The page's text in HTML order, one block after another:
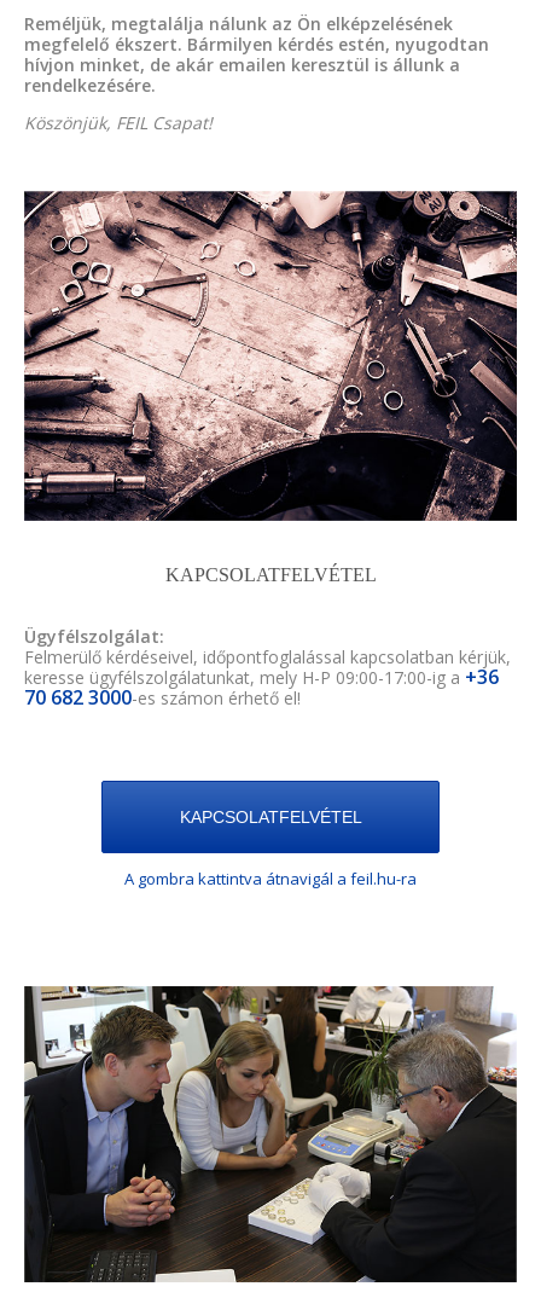
Reméljük, megtalálja nálunk az Ön elképzelésének
megfelelő ékszert. Bármilyen kérdés estén, nyugodtan
hívjon minket, de akár emailen keresztül is állunk a
rendelkezésére.
Köszönjük, FEIL Csapat!
KAPCSOLATFELVÉTEL
Ügyfélszolgálat:
Felmerülő kérdéseivel, időpontfoglalással kapcsolatban kérjük,
keresse ügyfélszolgálatunkat, mely H-P 09:00-17:00-ig a +36
70 682 3000-es számon érhető el!
KAPCSOLATFELVÉTEL
A gombra kattintva átnavigál a feil.hu-ra